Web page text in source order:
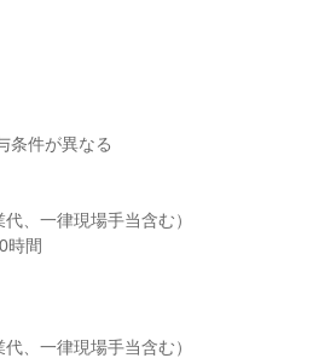
条件が異なる
、一律現場手当含む）
時間
、一律現場手当含む）